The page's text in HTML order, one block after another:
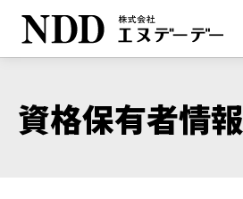
資格保有者情報